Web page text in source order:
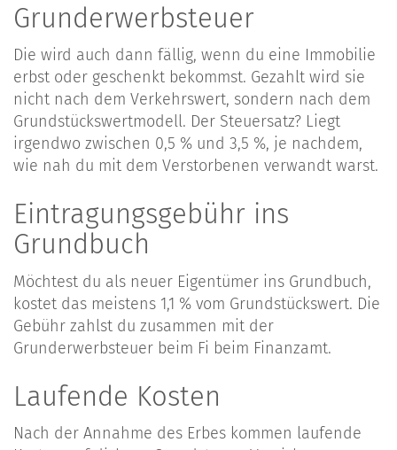
Grunderwerbsteuer
Die wird auch dann fällig, wenn du eine Immobilie
erbst oder geschenkt bekommst. Gezahlt wird sie
nicht nach dem Verkehrswert, sondern nach dem
Grundstückswertmodell. Der Steuersatz? Liegt
irgendwo zwischen 0,5 % und 3,5 %, je nachdem,
wie nah du mit dem Verstorbenen verwandt warst.
Eintragungsgebühr ins
Grundbuch
Möchtest du als neuer Eigentümer ins Grundbuch,
kostet das meistens 1,1 % vom Grundstückswert. Die
Gebühr zahlst du zusammen mit der
Grunderwerbsteuer beim Fi beim Finanzamt.
Laufende Kosten
Nach der Annahme des Erbes kommen laufende